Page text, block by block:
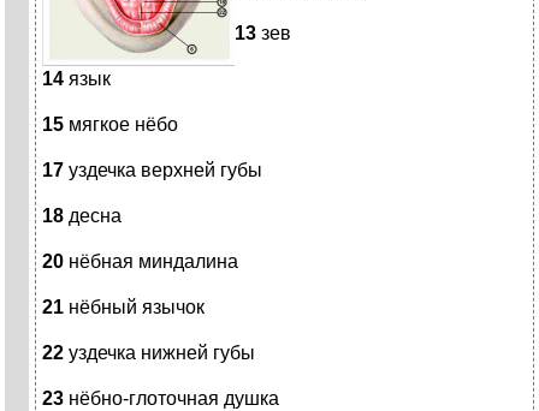
13 зев
14 язык
15 мягкое нёбо
17 уздечка верхней губы
18 десна
20 нёбная миндалина
21 нёбный язычок
22 уздечка нижней губы
23 нёбно-глоточная душка